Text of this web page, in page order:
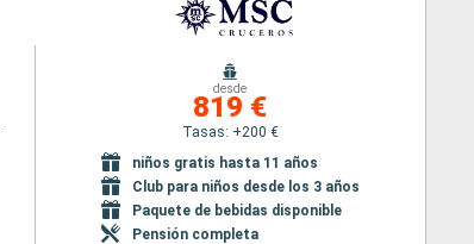
desde
819 €
Tasas: +200 €
niños gratis hasta 11 años
Club para niños desde los 3 años
Paquete de bebidas disponible
Pensión completa